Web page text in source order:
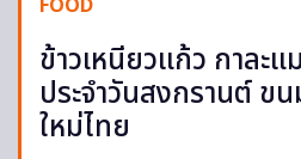
ข้าวเหนียวแก้ว กาละ
ประจำวันสงกรานต์ ข
ใหม่ไทย